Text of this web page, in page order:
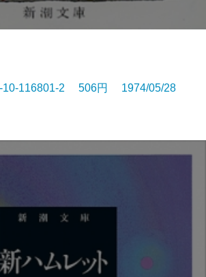
116801-2 506円 1974/05/28